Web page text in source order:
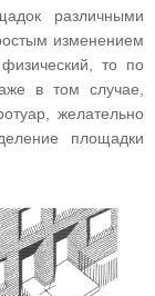
различными
изменением
то по
в том случае,
желательно
площадки